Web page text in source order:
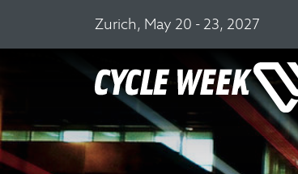
Zurich, May 20 - 23, 2027